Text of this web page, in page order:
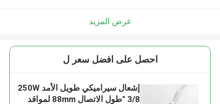
عرض المزيد
احصل على افضل سعر ل
إشعال سيراميكي طويل الأمد 250W
3/8 "طول الاتصال 88mm لمواقد